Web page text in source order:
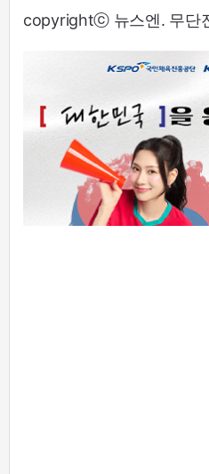
copyrightⓒ 뉴스엔. 무단